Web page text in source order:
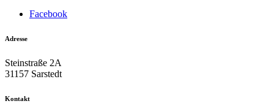
Facebook
Adresse
Steinstraße 2A
31157 Sarstedt
Kontakt